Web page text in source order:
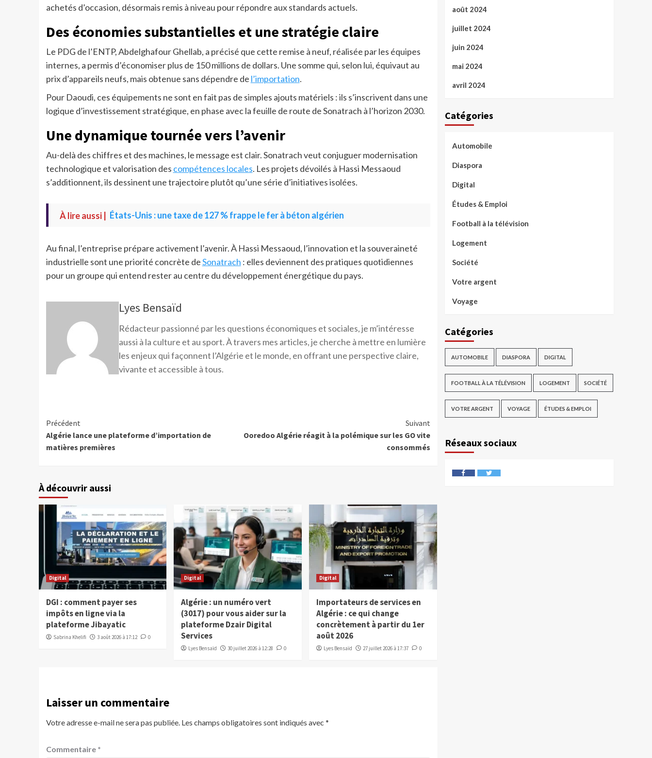
achetés d’occasion, désormais remis à niveau pour répondre aux standards actuels.
Des économies substantielles et une stratégie claire
Le PDG de l’ENTP, Abdelghafour Ghellab, a précisé que cette remise à neuf, réalisée par les équipes
internes, a permis d’économiser plus de 150 millions de dollars. Une somme qui, selon lui, équivaut au
prix d’appareils neufs, mais obtenue sans dépendre de l’importation.
Pour Daoudi, ces équipements ne sont en fait pas de simples ajouts matériels : ils s’inscrivent dans une
logique d’investissement stratégique, en phase avec la feuille de route de Sonatrach à l’horizon 2030.
Une dynamique tournée vers l’avenir
Au-delà des chiffres et des machines, le message est clair. Sonatrach veut conjuguer modernisation
technologique et valorisation des compétences locales. Les projets dévoilés à Hassi Messaoud
s’additionnent, ils dessinent une trajectoire plutôt qu’une série d’initiatives isolées.
À lire aussi | États-Unis : une taxe de 127 % frappe le fer à béton algérien
Au final, l’entreprise prépare activement l’avenir. À Hassi Messaoud, l’innovation et la souveraineté
industrielle sont une priorité concrète deSonatrach : elles deviennent des pratiques quotidiennes
pour un groupe qui entend rester au centre du développement énergétique du pays.
Lyes Bensaïd
Rédacteur passionné par les questions économiques et sociales, je m’intéresse
aussi à la culture et au sport. À travers mes articles, je cherche à mettre en lumière
les enjeux qui façonnent l’Algérie et le monde, en offrant une perspective claire,
vivante et accessible à tous.
Précédent
Algérie lance une plateforme d’importation de
matières premières
Suivant
Ooredoo Algérie réagit à la polémique sur les GO vite
consommés
À découvrir aussi
Digital
DGI : comment payer ses
impôts en ligne via la
plateforme Jibayatic
Sabrina Khelifi 3 août 2026 à 17:12 0
Digital
Algérie : un numéro vert
(3017) pour vous aider sur la
plateforme Dzair Digital
Services
Lyes Bensaïd 30 juillet 2026 à 12:28 0
Digital
Importateurs de services en
Algérie : ce qui change
concrètement à partir du 1er
août 2026
Lyes Bensaïd 27 juillet 2026 à 17:37 0
Laisser un commentaire
Votre adresse e-mail ne sera pas publiée. Les champs obligatoires sont indiqués avec *
Commentaire *
août 2024
juillet 2024
juin 2024
mai 2024
avril 2024
Catégories
Automobile
Diaspora
Digital
Études & Emploi
Football à la télévision
Logement
Société
Votre argent
Voyage
Catégories
AUTOMOBILE DIASPORA DIGITAL
FOOTBALL À LA TÉLÉVISION LOGEMENT SOCIÉTÉ
VOTRE ARGENT VOYAGE ÉTUDES & EMPLOI
Réseaux sociaux